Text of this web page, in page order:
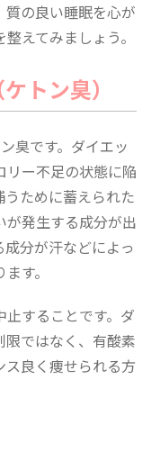
質の良い睡眠を心が
えてみましょう。
トン臭）
臭です。ダイエッ
リー不足の状態に陥
うために蓄えられた
発生する成分が出
分が汗などによっ
す。
することです。ダ
ではなく、有酸素
良く痩せられる方